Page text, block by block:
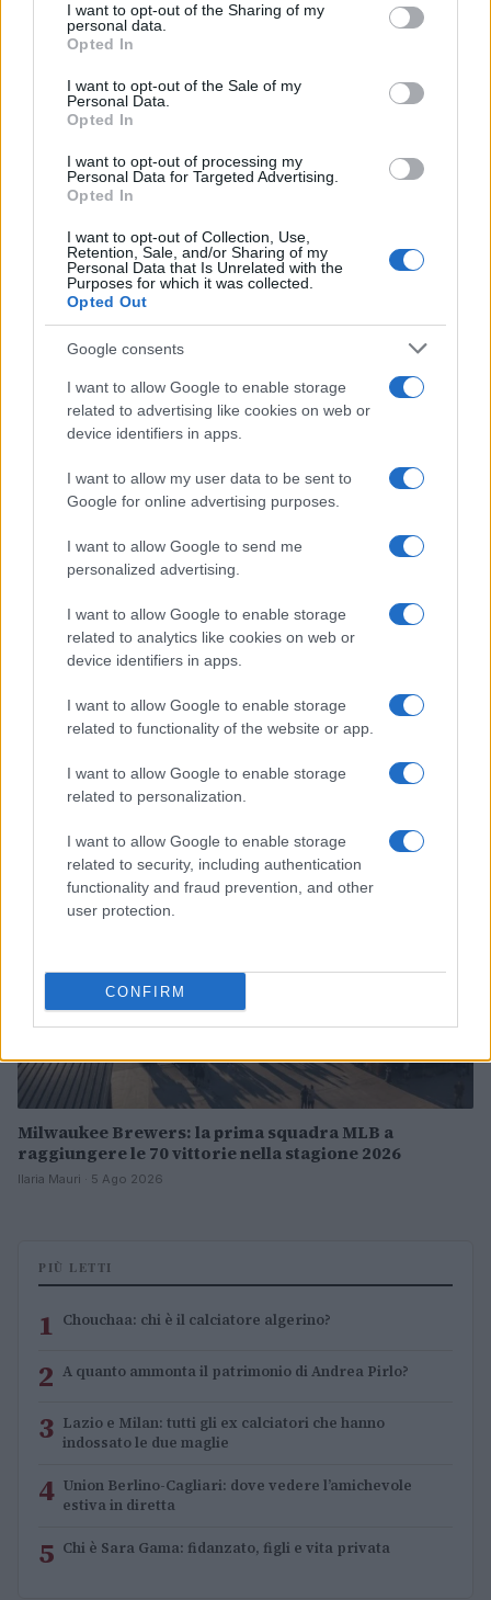
not limited to your visit or usage behaviour. You may click to
grant or deny consent to Google and its third-party tags to
use your data for below specified purposes in below Google
consent section.
I want to opt-out of the Sharing of my
personal data.
Opted In
I want to opt-out of the Sale of my
Personal Data.
Opted In
I want to opt-out of processing my
Personal Data for Targeted Advertising.
Opted In
I want to opt-out of Collection, Use,
Retention, Sale, and/or Sharing of my
Personal Data that Is Unrelated with the
Purposes for which it was collected.
Opted Out
Google consents
I want to allow Google to enable storage
related to advertising like cookies on web or
device identifiers in apps.
I want to allow my user data to be sent to
Google for online advertising purposes.
I want to allow Google to send me
personalized advertising.
I want to allow Google to enable storage
related to analytics like cookies on web or
device identifiers in apps.
I want to allow Google to enable storage
related to functionality of the website or app.
I want to allow Google to enable storage
related to personalization.
I want to allow Google to enable storage
related to security, including authentication
functionality and fraud prevention, and other
user protection.
CONFIRM
CALCIO
Milan-Inter 1-1: le pagelle e le prestazioni salienti
dell’amichevole a Perth
CALCIO
Napoli-Osasuna 2-1: la cronaca dettagliata
Ilaria Mauri · 5 Ago 2026
Milwaukee Brewers: la prima squadra MLB a
raggiungere le 70 vittorie nella stagione 2026
Ilaria Mauri · 5 Ago 2026
PIÙ LETTI
1 Chouchaa: chi è il calciatore algerino?
2 A quanto ammonta il patrimonio di Andrea Pirlo?
3 Lazio e Milan: tutti gli ex calciatori che hanno
indossato le due maglie
4 Union Berlino-Cagliari: dove vedere l’amichevole
estiva in diretta
5 Chi è Sara Gama: fidanzato, figli e vita privata